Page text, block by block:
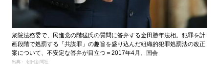
衆院法務委で、民進党の階猛氏の質問に答弁する金田勝年法相。犯罪を計
画段階で処罰する「共謀罪」の趣旨を盛り込んだ組織的犯罪処罰法の改正
案について、不安定な答弁が目立つ＝2017年4月、国会
出典： 朝日新聞社